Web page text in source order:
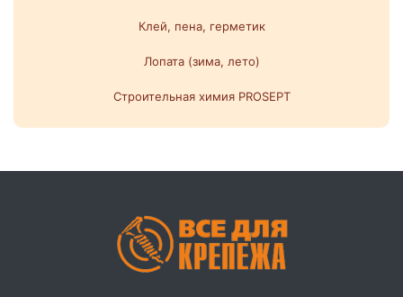
Клей, пена, герметик
Лопата (зима, лето)
Строительная химия PROSEPT